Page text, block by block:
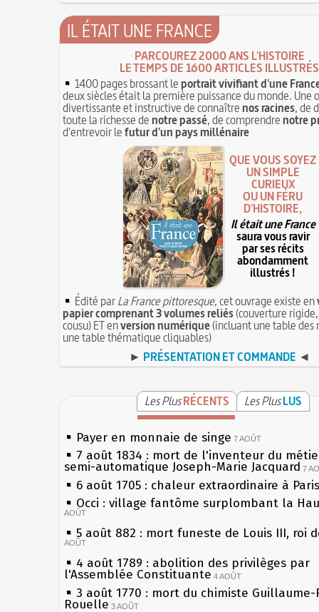
IL ÉTAIT UNE FRANCE
PARCOUREZ 2000 ANS L'HISTOIRE
LE TEMPS DE 1600 ARTICLES ILLUSTRÉS
1400 pages brossant leportrait vivifiant d'une
deux siècles était la première puissance du monde. Une
divertissante et instructive de connaîtrenos racines, de
toute la richesse denotre passé, de comprendrenotre
d'entrevoir lefutur d'un pays millénaire
QUE VOUS SOYEZ
UN SIMPLE
CURIEUX
OU UN FÉRU
D'HISTOIRE,
Il était une France
saura vous ravir
par ses récits
abondamment
illustrés !
Édité parLa France pittoresque, cet ouvrage existe en
papier comprenant 3 volumes reliés(couverture
cousu) ET enversion numérique(incluant une table des
une table thématique cliquables)
► PRÉSENTATION ET COMMANDE ◄
Les PlusRÉCENTS Les PlusLUS
Payer en monnaie de singe 7 AOÛT
7 août 1834 : mort de l'inventeur du
semi-automatique Joseph-Marie Jacquard 7
6 août 1705 : chaleur extraordinaire à Paris
Occi : village fantôme surplombant la
AOÛT
5 août 882 : mort funeste de Louis III, roi
AOÛT
4 août 1789 : abolition des privilèges par
l'Assemblée Constituante 4 AOÛT
3 août 1770 : mort du chimiste Guillaume-
Rouelle 3 AOÛT